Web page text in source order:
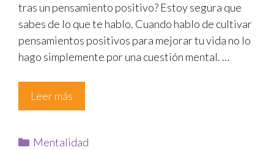
tras un pensamiento positivo? Estoy segura que
sabes de lo que te hablo. Cuando hablo de cultivar
pensamientos positivos para mejorar tu vida no lo
hago simplemente por una cuestión mental. …
Leer más
Mentalidad